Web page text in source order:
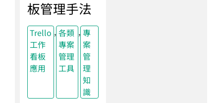
板管理手法
Trello
工作
看板
應用
, 各類
專案
管理
工具
, 專
案
管
理
知
識